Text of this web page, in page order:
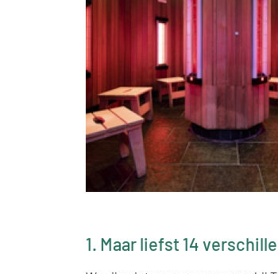
1. Maar liefst 14